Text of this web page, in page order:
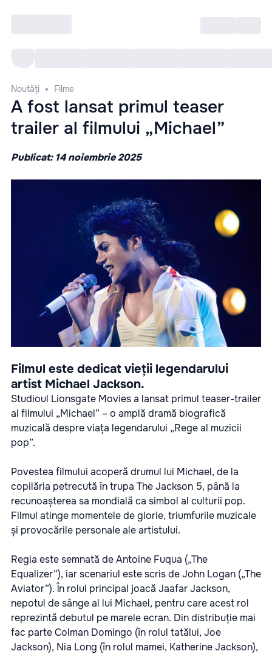
Noutăți Filme
A fost lansat primul teaser
trailer al filmului „Michael”
Publicat: 14 noiembrie 2025
Filmul este dedicat vieții legendarului
artist Michael Jackson.
Studioul Lionsgate Movies a lansat primul teaser-trailer
al filmului „Michael” – o amplă dramă biografică
muzicală despre viața legendarului „Rege al muzicii
pop”.
Povestea filmului acoperă drumul lui Michael, de la
copilăria petrecută în trupa The Jackson 5, până la
recunoașterea sa mondială ca simbol al culturii pop.
Filmul atinge momentele de glorie, triumfurile muzicale
și provocările personale ale artistului.
Regia este semnată de Antoine Fuqua („The
Equalizer”), iar scenariul este scris de John Logan („The
Aviator”). În rolul principal joacă Jaafar Jackson,
nepotul de sânge al lui Michael, pentru care acest rol
reprezintă debutul pe marele ecran. Din distribuție mai
fac parte Colman Domingo (în rolul tatălui, Joe
Jackson), Nia Long (în rolul mamei, Katherine Jackson),